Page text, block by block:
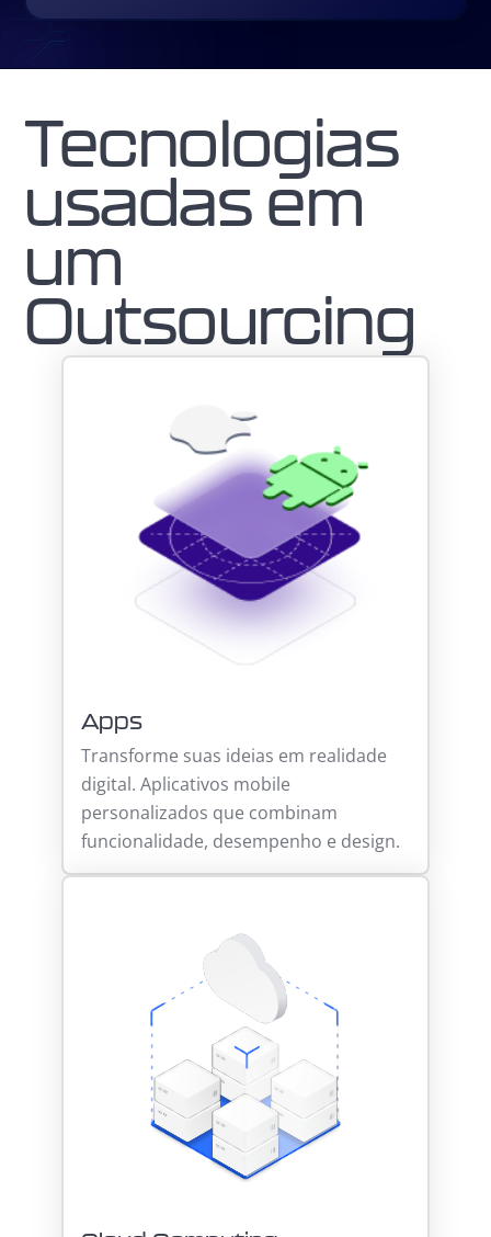
Tecnologias
usadas em
um
Outsourcing
Apps
Transforme suas ideias em realidade
digital. Aplicativos mobile
personalizados que combinam
funcionalidade, desempenho e design.